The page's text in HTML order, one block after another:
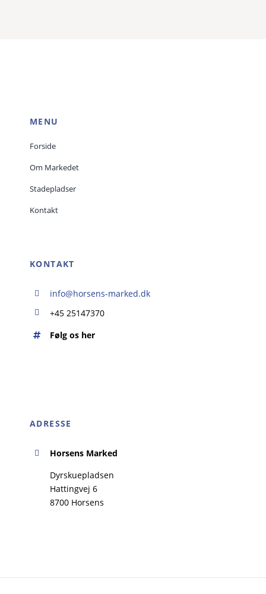
MENU
Forside
Om Markedet
Stadepladser
Kontakt
KONTAKT
info@horsens-marked.dk
+45 25147370
Følg os her
ADRESSE
Horsens Marked
Dyrskuepladsen
Hattingvej 6
8700 Horsens